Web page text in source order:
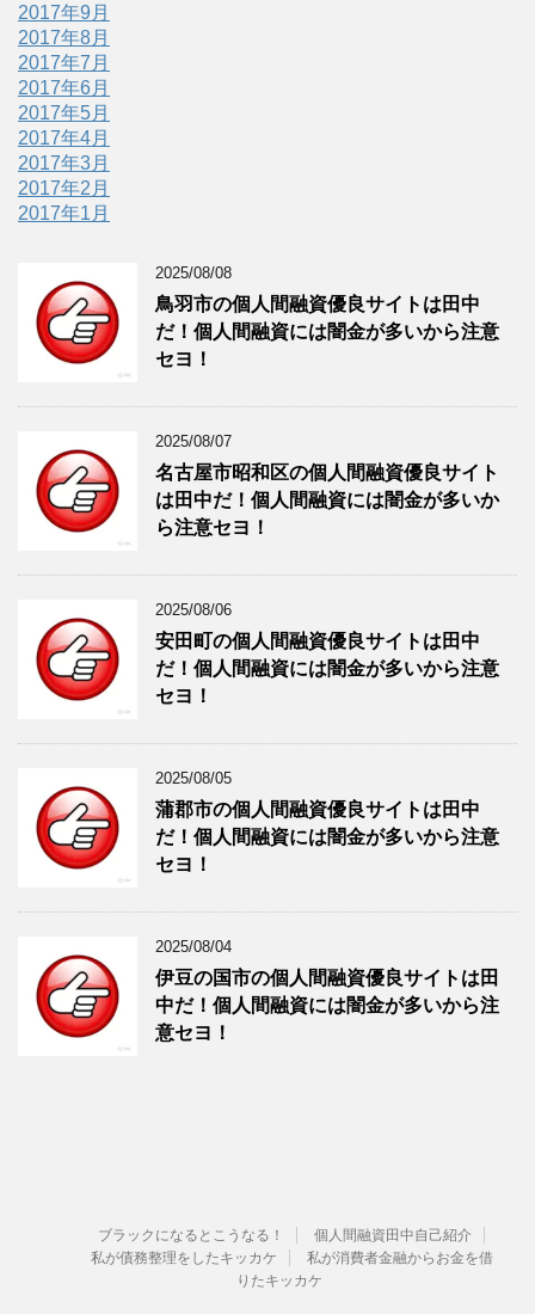
2017年9月
2017年8月
2017年7月
2017年6月
2017年5月
2017年4月
2017年3月
2017年2月
2017年1月
2025/08/08
鳥羽市の個人間融資優良サイトは田中
だ！個人間融資には闇金が多いから注意
セヨ！
2025/08/07
名古屋市昭和区の個人間融資優良サイト
は田中だ！個人間融資には闇金が多いか
ら注意セヨ！
2025/08/06
安田町の個人間融資優良サイトは田中
だ！個人間融資には闇金が多いから注意
セヨ！
2025/08/05
蒲郡市の個人間融資優良サイトは田中
だ！個人間融資には闇金が多いから注意
セヨ！
2025/08/04
伊豆の国市の個人間融資優良サイトは田
中だ！個人間融資には闇金が多いから注
意セヨ！
ブラックになるとこうなる！
個人間融資田中自己紹介
私が債務整理をしたキッカケ
私が消費者金融からお金を借
りたキッカケ